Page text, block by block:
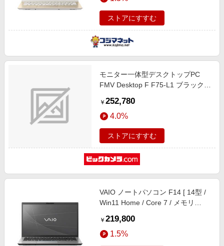
ストアにすすむ
モニター一体型デスクトップPC
FMV Desktop F F75-L1 ブラック
Home /AMD Ryzen7 /メモリ：
16GB /SSD：512GB /Microsoft 365
Personal /2026年１月モデル]
￥ 252,780
4.0%
ストアにすすむ
VAIO ノートパソコン F14 [ 14型 /
Win11 Home / Core 7 / メモリ
Personal ] サテンシルバー
VJF14297109S
￥ 219,800
1.5%